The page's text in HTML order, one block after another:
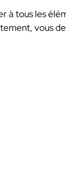
à tous les
vous